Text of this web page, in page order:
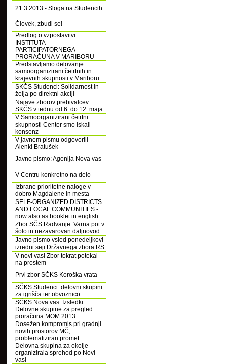
21.3.2013 - Sloga na Studencih
Človek, zbudi se!
Predlog o vzpostavitvi
INSTITUTA
PARTICIPATORNEGA
PRORAČUNA V MARIBORU
Predstavljamo delovanje
samoorganizirani četrtnih in
krajevnih skupnosti v Mariboru
SKČS Studenci: Solidarnost in
želja po direktni akciji
Najave zborov prebivalcev
SKČS v tednu od 6. do 12. maja
V Samoorganizirani četrtni
skupnosti Center smo iskali
konsenz
V javnem pismu odgovorili
Alenki Bratušek
Javno pismo: Agonija Nova vas
V Centru konkretno na delo
Izbrane prioritetne naloge v
dobro Magdalene in mesta
SELF-ORGANIZED DISTRICTS
AND LOCAL COMMUNITIES -
now also as booklet in english
Zbor SČS Radvanje: Varna pot v
šolo in nezavarovan daljnovod
Javno pismo vsled ponedeljkovi
izredni seji Državnega zbora RS
V novi vasi Zbor tokrat potekal
na prostem
Prvi zbor SČKS Koroška vrata
SČKS Studenci: delovni skupini
za igrišča ter obvoznico
SČKS Nova vas: Izsledki
Delovne skupine za pregled
proračuna MOM 2013
Dosežen kompromis pri gradnji
novih prostorov MČ,
problematiziran promet
Delovna skupina za okolje
organizirala sprehod po Novi
vasi